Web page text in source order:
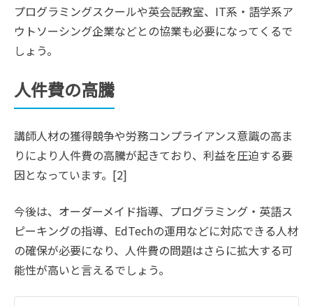
プログラミングスクールや英会話教室、IT系・語学系ア
ウトソーシング企業などとの協業も必要になってくるで
しょう。
人件費の高騰
講師人材の獲得競争や労務コンプライアンス意識の高ま
りにより人件費の高騰が起きており、利益を圧迫する要
因となっています。[2]
今後は、オーダーメイド指導、プログラミング・英語ス
ピーキングの指導、EdTechの運用などに対応できる人材
の確保が必要になり、人件費の問題はさらに拡大する可
能性が高いと言えるでしょう。